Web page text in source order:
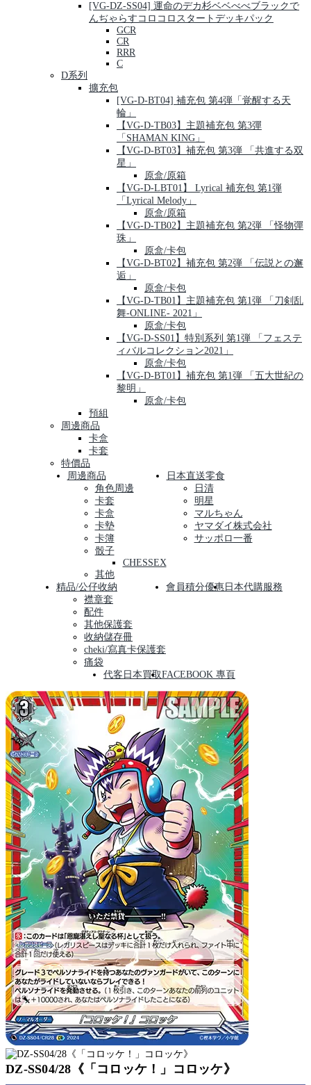
[VG-DZ-SS04] 運命のデカ杉ベベべべブラックで
んぢゃらすコロコロスタートデッキパック
GCR
CR
RRR
C
D系列
擴充包
[VG-D-BT04] 補充包 第4弾「覚醒する天
輪」
【VG-D-TB03】主題補充包 第3彈
「SHAMAN KING」
【VG-D-BT03】補充包 第3弾 「共進する双
星」
原盒/原箱
【VG-D-LBT01】 Lyrical 補充包 第1弾
「Lyrical Melody」
原盒/原箱
【VG-D-TB02】主題補充包 第2弾 「怪物彈
珠」
原盒/卡包
【VG-D-BT02】補充包 第2弾 「伝説との邂
逅」
原盒/卡包
【VG-D-TB01】主題補充包 第1弾 「刀剣乱
舞-ONLINE- 2021」
原盒/卡包
【VG-D-SS01】特別系列 第1弾 「フェステ
ィバルコレクション2021」
原盒/卡包
【VG-D-BT01】補充包 第1弾 「五大世紀の
黎明」
原盒/卡包
預組
周邊商品
卡盒
卡套
特價品
周邊商品
角色周邊
卡套
卡盒
卡墊
卡簿
骰子
CHESSEX
其他
日本直送零食
日清
明星
マルちゃん
ヤマダイ株式会社
サッポロ一番
精品/公仔收納
襟章套
配件
其他保護套
收納儲存冊
cheki/寫真卡保護套
痛袋
會員積分優惠 日本代購服務
代客日本買取FACEBOOK 專頁
DZ-SS04/28《「コロッケ！」コロッケ》